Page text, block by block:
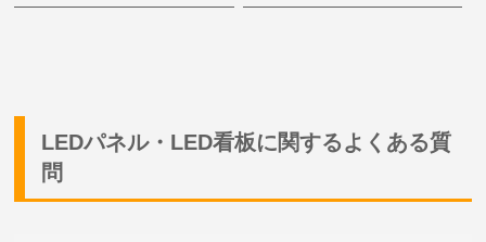
LEDパネル・LED看板に関するよくある質
問